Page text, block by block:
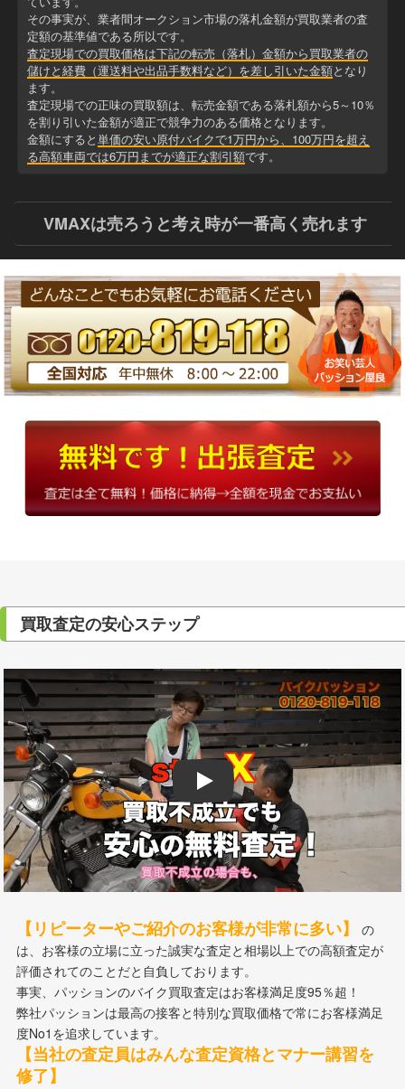
その事実が、業者間オークション市場の落札金額が買取業者の査
定額の基準値である所以です。
査定現場での買取価格は下記の転売（落札）金額から買取業者の
儲けと経費（運送料や出品手数料など）を差し引いた金額となり
ます。
査定現場での正味の買取額は、転売金額である落札額から5～10％
を割り引いた金額が適正で競争力のある価格となります。
金額にすると単価の安い原付バイクで1万円から、100万円を超え
る高額車両では6万円までが適正な割引額です。
VMAXは売ろうと考え時が一番高く売れます
買取査定の安心ステップ
Play
【リピーターやご紹介のお客様が非常に多い】
は、お客様の立場に立った誠実な査定と相場以上での高額査定が
評価されてのことだと自負しております。
事実、パッションのバイク買取査定はお客様満足度95％超！
弊社パッションは最高の接客と特別な買取価格で常にお客様満足
度No1を追求しています。
【当社の査定員はみんな査定資格とマナー講習を
修了】